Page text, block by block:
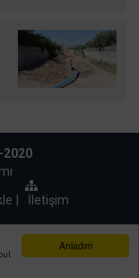
Anladım
2020
İletişim